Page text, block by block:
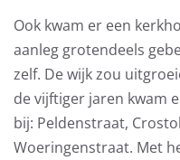
Ook kwam er een
aanleg grotendeels
zelf. De wijk zou
de vijftiger jaren kwam
bij: Peldenstraat,
Woeringenstraat. Met